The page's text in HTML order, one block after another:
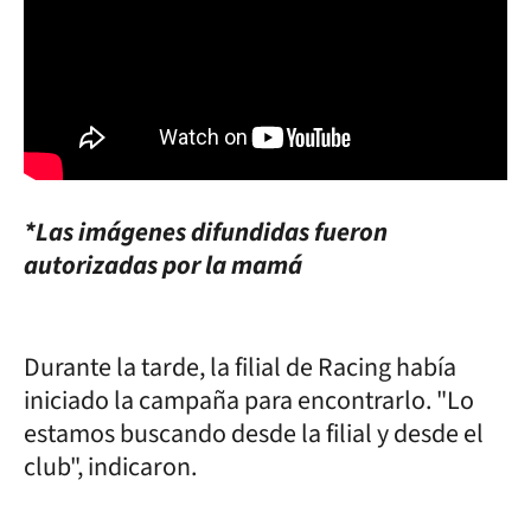
*Las imágenes difundidas fueron
autorizadas por la mamá
Durante la tarde, la filial de Racing había
iniciado la campaña para encontrarlo. "Lo
estamos buscando desde la filial y desde el
club", indicaron.